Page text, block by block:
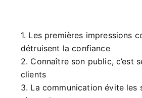
1. Les premières impressions
détruisent la confiance
2. Connaître son public, c’est
clients
3. La communication évite les